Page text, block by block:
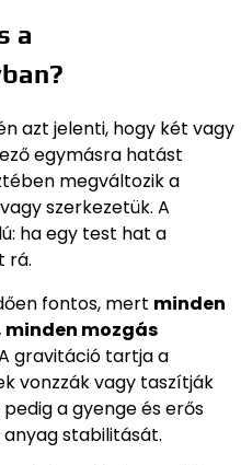
a
azt jelenti, hogy két vagy
egymásra hatást
megváltozik a
szerkezetük. A
ha egy test hat a
rá.
fontos, mert minden
minden mozgás
gravitáció tartja a
vonzzák vagy taszítják
a gyenge és erős
stabilitását.